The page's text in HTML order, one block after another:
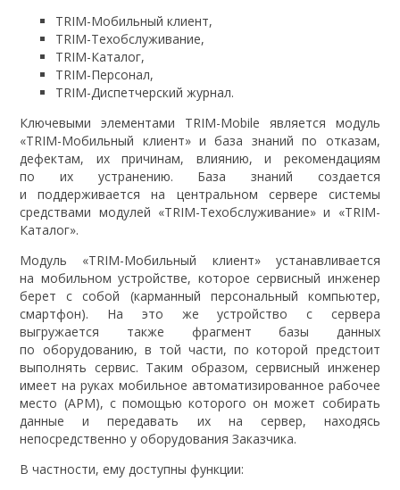
TRIM-Мобильный клиент,
TRIM-Техобслуживание,
TRIM-Каталог,
TRIM-Персонал,
TRIM-Диспетчерский журнал.
Ключевыми элементами TRIM-Mobile является модуль
«TRIM-Мобильный клиент» и база знаний по отказам,
дефектам, их причинам, влиянию, и рекомендациям
по их устранению. База знаний создается
и поддерживается на центральном сервере системы
средствами модулей «TRIM-Техобслуживание» и «TRIM-
Каталог».
Модуль «TRIM-Мобильный клиент» устанавливается
на мобильном устройстве, которое сервисный инженер
берет с собой (карманный персональный компьютер,
смартфон). На это же устройство с сервера
выгружается также фрагмент базы данных
по оборудованию, в той части, по которой предстоит
выполнять сервис. Таким образом, сервисный инженер
имеет на руках мобильное автоматизированное рабочее
место (АРМ), с помощью которого он может собирать
данные и передавать их на сервер, находясь
непосредственно у оборудования Заказчика.
В частности, ему доступны функции: